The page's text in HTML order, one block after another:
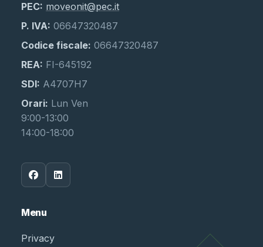
PEC: moveonit@pec.it
P. IVA: 06647320487
Codice fiscale: 06647320487
REA: FI-645192
SDI: A4707H7
Orari: Lun Ven
9:00-13:00
14:00-18:00
Menu
Privacy